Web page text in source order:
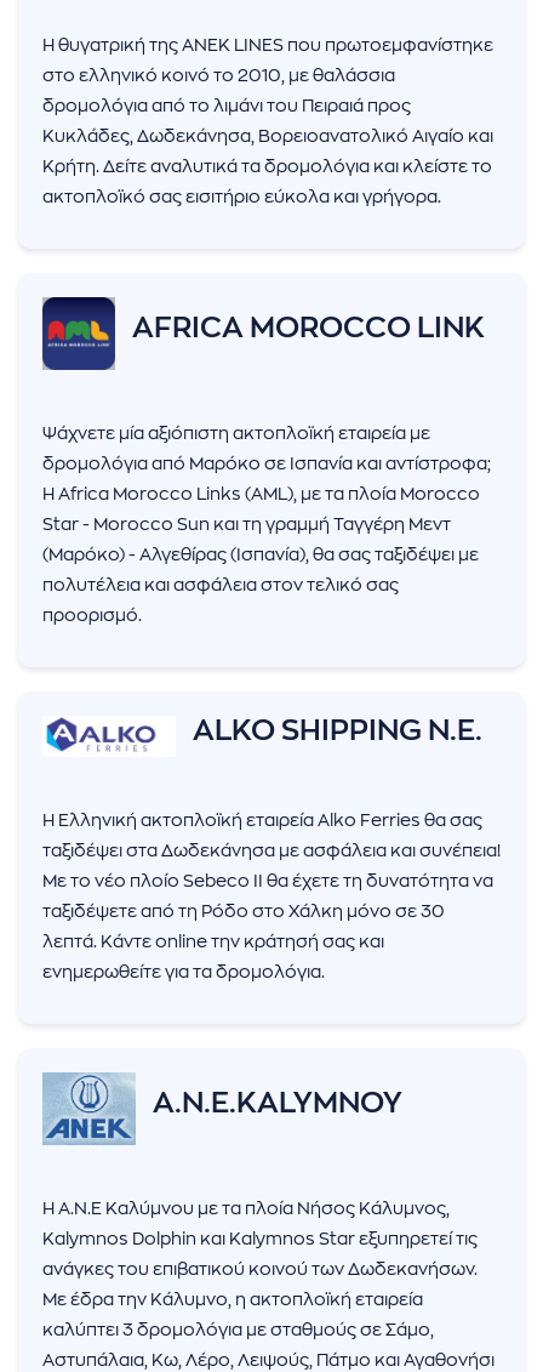
Η θυγατρική της ANEK LINES που πρωτοεμφανίστηκε
στο ελληνικό κοινό το 2010, με θαλάσσια
δρομολόγια από το λιμάνι του Πειραιά προς
Κυκλάδες, Δωδεκάνησα, Βορειοανατολικό Αιγαίο και
Κρήτη. Δείτε αναλυτικά τα δρομολόγια και κλείστε το
ακτοπλοϊκό σας εισιτήριο εύκολα και γρήγορα.
AFRICA MOROCCO LINK
Ψάχνετε μία αξιόπιστη ακτοπλοϊκή εταιρεία με
δρομολόγια από Μαρόκο σε Ισπανία και αντίστροφα;
Η Africa Morocco Links (AML), με τα πλοία Morocco
Star - Morocco Sun και τη γραμμή Ταγγέρη Μεντ
(Μαρόκο) - Αλγεθίρας (Ισπανία), θα σας ταξιδέψει με
πολυτέλεια και ασφάλεια στον τελικό σας
προορισμό.
ALKO SHIPPING N.E.
Η Ελληνική ακτοπλοϊκή εταιρεία Alko Ferries θα σας
ταξιδέψει στα Δωδεκάνησα με ασφάλεια και συνέπεια!
Με το νέο πλοίο Sebeco II θα έχετε τη δυνατότητα να
ταξιδέψετε από τη Ρόδο στο Χάλκη μόνο σε 30
λεπτά. Κάντε online την κράτησή σας και
ενημερωθείτε για τα δρομολόγια.
A.N.E.KALYMNOY
Η Α.Ν.Ε Καλύμνου με τα πλοία Νήσος Κάλυμνος,
Kalymnos Dolphin και Kalymnos Star εξυπηρετεί τις
ανάγκες του επιβατικού κοινού των Δωδεκανήσων.
Με έδρα την Κάλυμνο, η ακτοπλοϊκή εταιρεία
καλύπτει 3 δρομολόγια με σταθμούς σε Σάμο,
Αστυπάλαια, Κω, Λέρο, Λειψούς, Πάτμο και Αγαθονήσι